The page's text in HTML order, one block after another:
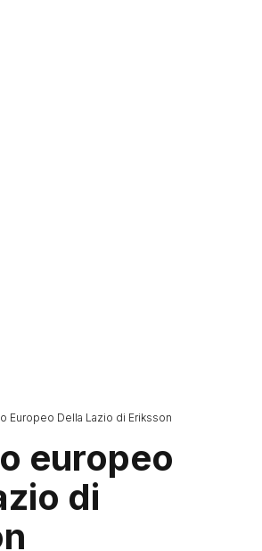
Europeo Della Lazio di Eriksson
europeo
di